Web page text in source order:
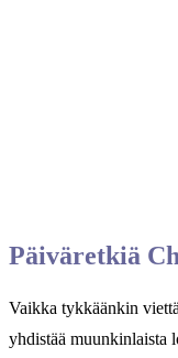
Päiväretkiä
Vaikka tykkäänkin
yhdistää muunkinlaista